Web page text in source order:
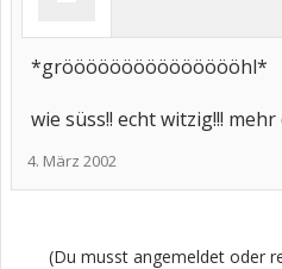
*gröööööööööööööööhl*
wie süss!! echt witzig!!! mehr
4. März 2002
(Du musst angemeldet oder